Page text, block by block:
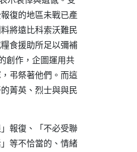
復的地區未戰已產
將遠比科索沃難民
食援助所足以彌補
創作，企圖運用共
弔祭著他們。而這
菁英、烈士與與民
報復、「不必受聯
等不恰當的、情緒